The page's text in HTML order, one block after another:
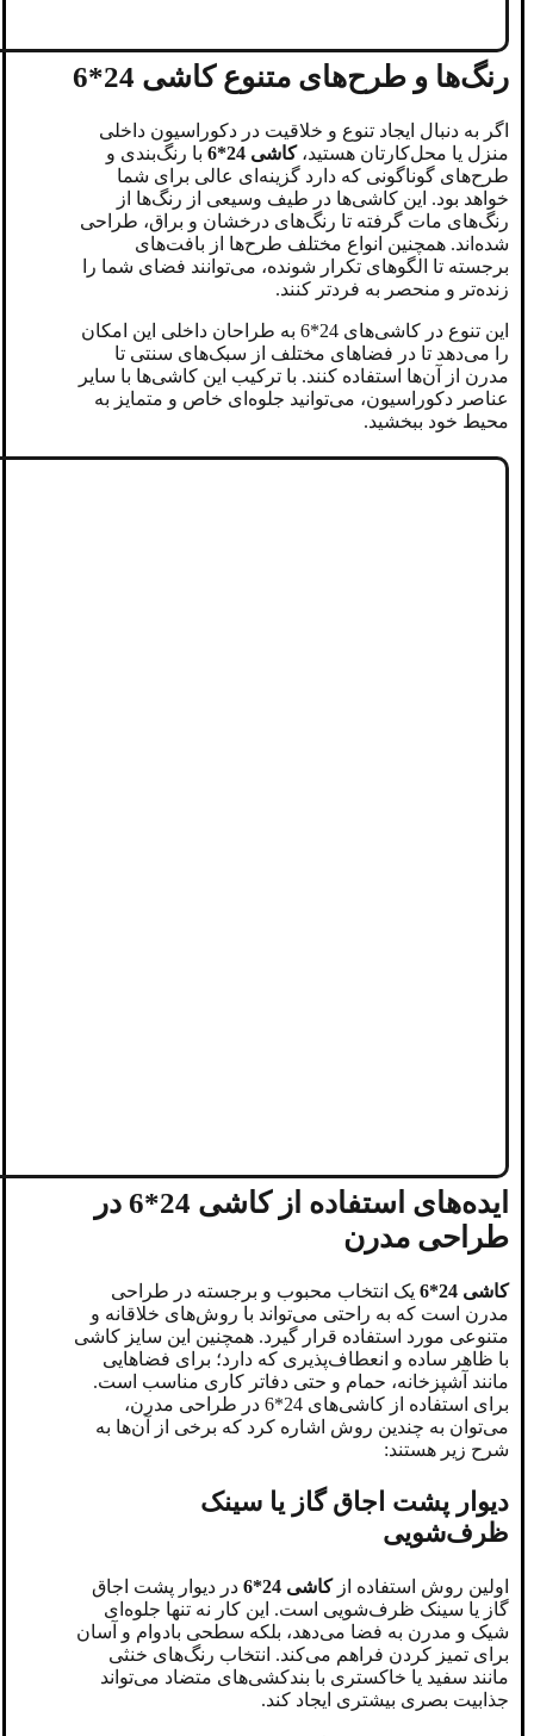
رنگ‌ها و طرح‌های متنوع کاشی 24*6
اگر به دنبال ایجاد تنوع و خلاقیت در دکوراسیون داخلی
منزل یا محل‌کارتان هستید،کاشی 24*6
با رنگ‌بندی و
طرح‌های گوناگونی که دارد گزینه‌ای عالی برای شما
خواهد بود. این کاشی‌ها در طیف وسیعی از رنگ‌ها از
رنگ‌های مات گرفته تا رنگ‌های درخشان و براق، طراحی
شده‌اند. همچنین انواع مختلف طرح‌ها از بافت‌های
برجسته تا الگوهای تکرار شونده، می‌توانند فضای شما را
زنده‌تر و منحصر به فردتر کنند.
این تنوع در کاشی‌های 24*6 به طراحان داخلی این امکان
را می‌دهد تا در فضاهای مختلف از سبک‌های سنتی تا
مدرن از آن‌ها استفاده کنند. با ترکیب این کاشی‌ها با سایر
عناصر دکوراسیون، می‌توانید جلوه‌ای خاص و متمایز به
محیط خود ببخشید.
ایده‌های استفاده از کاشی 24*6 در
طراحی مدرن
کاشی 24*6
یک انتخاب محبوب و برجسته در طراحی
مدرن است که به راحتی می‌تواند با روش‌های خلاقانه و
متنوعی مورد استفاده قرار گیرد. همچنین این سایز کاشی
با ظاهر ساده و انعطاف‌پذیری که دارد؛ برای فضاهایی
مانند آشپزخانه، حمام و حتی دفاتر کاری مناسب است.
برای استفاده از کاشی‌های 24*6 در طراحی مدرن،
می‌توان به چندین روش اشاره کرد که برخی از آن‌ها به
شرح زیر هستند:
دیوار پشت اجاق گاز یا سینک
ظرف‌شویی
اولین روش استفاده ازکاشی 24*6
در دیوار پشت اجاق
گاز یا سینک ظرف‌شویی است. این کار نه تنها جلوه‌ای
شیک و مدرن به فضا می‌دهد، بلکه سطحی بادوام و آسان
برای تمیز کردن فراهم می‌کند. انتخاب رنگ‌های خنثی
مانند سفید یا خاکستری با بندکشی‌های متضاد می‌تواند
جذابیت بصری بیشتری ایجاد کند.